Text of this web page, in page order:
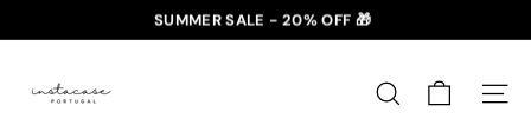
para
Conteúdo
slideshow
✈️ PORTES GRÁTIS: +35€ 🇵🇹🇪🇸 | +50€ 🇪🇺
SUMMER SALE - 20% OFF 🎁
n
PESQUISAR